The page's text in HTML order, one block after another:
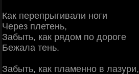
Как перепрыгивали ноги
Через плетень,
Забыть, как рядом по дороге
Бежала тень.
Забыть, как пламенно в лазури,